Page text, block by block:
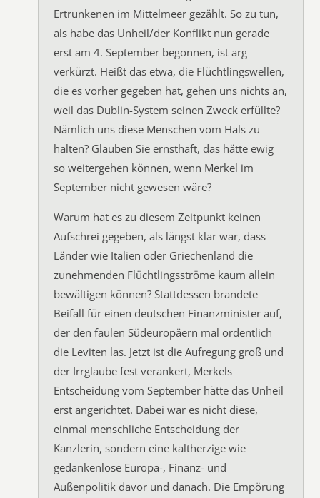
Ertrunkenen im Mittelmeer gezählt. So zu tun,
als habe das Unheil/der Konflikt nun gerade
erst am 4. September begonnen, ist arg
verkürzt. Heißt das etwa, die Flüchtlingswellen,
die es vorher gegeben hat, gehen uns nichts an,
weil das Dublin-System seinen Zweck erfüllte?
Nämlich uns diese Menschen vom Hals zu
halten? Glauben Sie ernsthaft, das hätte ewig
so weitergehen können, wenn Merkel im
September nicht gewesen wäre?
Warum hat es zu diesem Zeitpunkt keinen
Aufschrei gegeben, als längst klar war, dass
Länder wie Italien oder Griechenland die
zunehmenden Flüchtlingsströme kaum allein
bewältigen können? Stattdessen brandete
Beifall für einen deutschen Finanzminister auf,
der den faulen Südeuropäern mal ordentlich
die Leviten las. Jetzt ist die Aufregung groß und
der Irrglaube fest verankert, Merkels
Entscheidung vom September hätte das Unheil
erst angerichtet. Dabei war es nicht diese,
einmal menschliche Entscheidung der
Kanzlerin, sondern eine kaltherzige wie
gedankenlose Europa-, Finanz- und
Außenpolitik davor und danach. Die Empörung